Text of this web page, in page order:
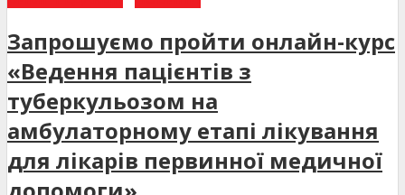
Запрошуємо пройти онлайн-курс
«Ведення пацієнтів з
туберкульозом на
амбулаторному етапі лікування
для лікарів первинної медичної